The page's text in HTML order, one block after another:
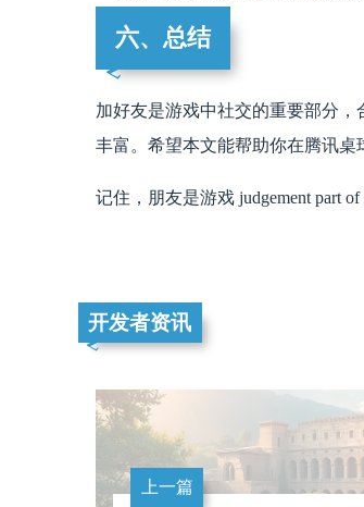
六、总结
加好友是游戏中社交的重要部分
丰富。希望本文能帮助你在腾讯桌
记住，朋友是游戏 judgement part
开发者资讯
上一篇